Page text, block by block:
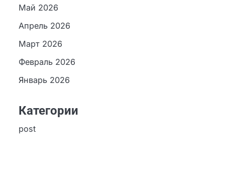
Май 2026
Апрель 2026
Март 2026
Февраль 2026
Январь 2026
Категории
post